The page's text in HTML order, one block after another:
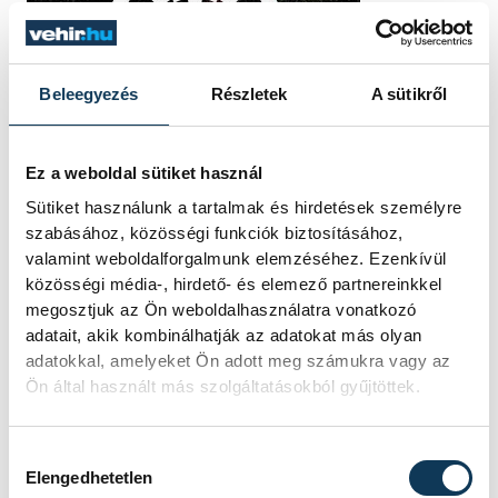
Beleegyezés Részletek A sütikről
Ez a weboldal sütiket használ
Sütiket használunk a tartalmak és hirdetések személyre
szabásához, közösségi funkciók biztosításához,
valamint weboldalforgalmunk elemzéséhez. Ezenkívül
közösségi média-, hirdető- és elemező partnereinkkel
megosztjuk az Ön weboldalhasználatra vonatkozó
adatait, akik kombinálhatják az adatokat más olyan
adatokkal, amelyeket Ön adott meg számukra vagy az
Ön által használt más szolgáltatásokból gyűjtöttek.
Elengedhetetlen
TOVÁBBI CIKKEK
KÖZÉLET
Sorra kerülnek elő
világháborús leletek az
alacsony Dunából
A folyó rekordalacsony vízállása miatt